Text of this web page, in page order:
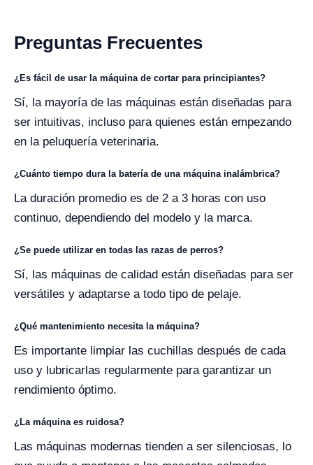
Preguntas Frecuentes
¿Es fácil de usar la máquina de cortar para principiantes?
Sí, la mayoría de las máquinas están diseñadas para
ser intuitivas, incluso para quienes están empezando
en la peluquería veterinaria.
¿Cuánto tiempo dura la batería de una máquina inalámbrica?
La duración promedio es de 2 a 3 horas con uso
continuo, dependiendo del modelo y la marca.
¿Se puede utilizar en todas las razas de perros?
Sí, las máquinas de calidad están diseñadas para ser
versátiles y adaptarse a todo tipo de pelaje.
¿Qué mantenimiento necesita la máquina?
Es importante limpiar las cuchillas después de cada
uso y lubricarlas regularmente para garantizar un
rendimiento óptimo.
¿La máquina es ruidosa?
Las máquinas modernas tienden a ser silenciosas, lo